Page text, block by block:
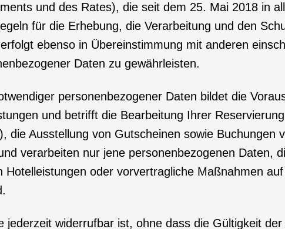
und des Rates), die seit dem 25. Mai 2018 in
für die Erhebung, die Verarbeitung und den
ebenso in Übereinstimmung mit anderen
Daten zu gewährleisten.
personenbezogener Daten bildet die
und betrifft die Bearbeitung Ihrer
die Ausstellung von Gutscheinen sowie Buchungen
verarbeiten nur jene personenbezogenen Daten,
Hotelleistungen oder vorvertragliche Maßnahmen
jederzeit widerrufbar ist, ohne dass die Gültigkeit